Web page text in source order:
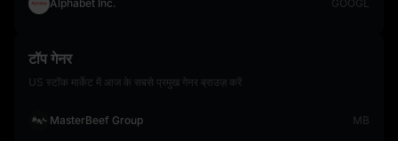
Alphabet Inc. GOOGL
टॉप गेनर
US स्टॉक मार्केट में आज के सबसे प्रमुख गेनर ब्राउज़ करें
MasterBeef Group MB